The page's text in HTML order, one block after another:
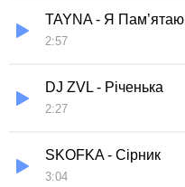
TAYNA - Я Пам’ятаю
2:57
DJ ZVL - Річенька
2:27
SKOFKA - Сірник
3:04